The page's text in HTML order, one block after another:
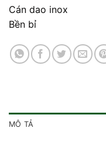
Cán dao inox
Bền bỉ
MÔ TẢ